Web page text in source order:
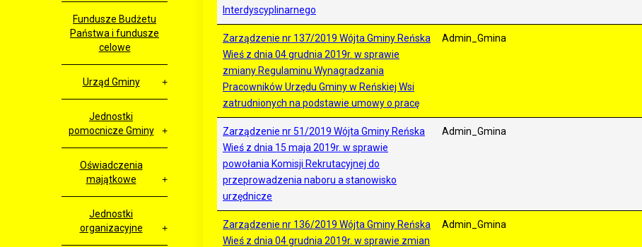
Interdyscyplinarnego
Zarządzenie nr 137/2019 Wójta Gminy Reńska
Wieś z dnia 04 grudnia 2019r. w sprawie
zmiany Regulaminu Wynagradzania
Pracowników Urzędu Gminy w Reńskiej Wsi
zatrudnionych na podstawie umowy o pracę
Admin_Gmina
Zarządzenie nr 51/2019 Wójta Gminy Reńska
Wieś z dnia 15 maja 2019r. w sprawie
powołania Komisji Rekrutacyjnej do
przeprowadzenia naboru a stanowisko
urzędnicze
Admin_Gmina
Zarządzenie nr 136/2019 Wójta Gminy Reńska
Wieś z dnia 04 grudnia 2019r. w sprawie zmian
Admin_Gmina
Fundusze Budżetu
Państwa i fundusze
celowe
Urząd Gminy
Jednostki
pomocnicze Gminy
Oświadczenia
majątkowe
Jednostki
organizacyjne